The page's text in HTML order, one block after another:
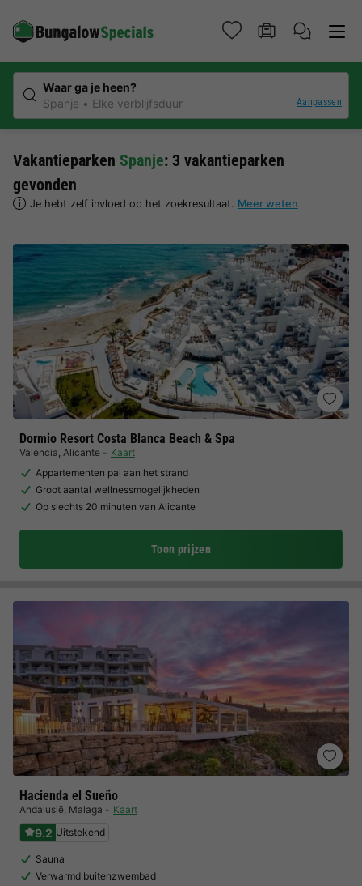
Waar ga je heen?
Spanje
Elke verblijfsduur Aanpassen
Vakantieparken Spanje: 3 vakantieparken
gevonden
Je hebt zelf invloed op het zoekresultaat. Meer weten
Dormio Resort Costa Blanca Beach & Spa
Valencia, Alicante
Kaart
Appartementen pal aan het strand
Groot aantal wellnessmogelijkheden
Op slechts 20 minuten van Alicante
Toon prijzen
Hacienda el Sueño
Andalusië, Malaga Kaart
9.2 Uitstekend
Sauna
Verwarmd buitenzwembad